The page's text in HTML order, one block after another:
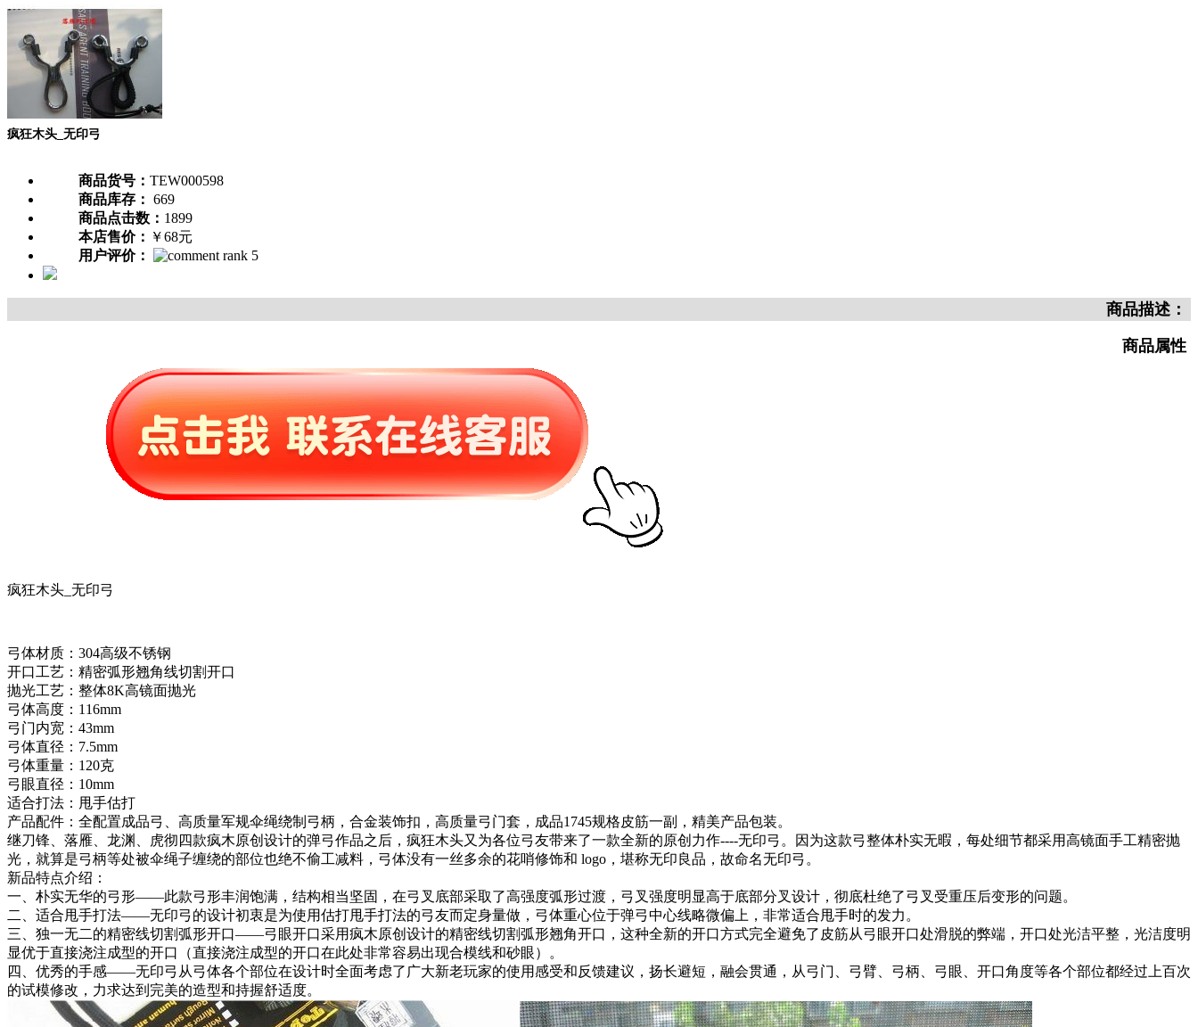
疯狂木头_无印弓
商品货号： TEW000598
商品库存： 669
商品点击数： 1899
本店售价： ￥68元
用户评价：
商品描述：
商品属性
疯狂木头_无印弓
弓体材质：304高级不锈钢
开口工艺：精密弧形翘角线切割开口
抛光工艺：整体8K高镜面抛光
弓体高度：116mm
弓门内宽：43mm
弓体直径：7.5mm
弓体重量：120克
弓眼直径：10mm
适合打法：甩手估打
产品配件：全配置成品弓、高质量军规伞绳绕制弓柄，合金装饰扣，高质量弓门套，成品1745规格皮筋一副，精美产品包装。
继刀锋、落雁、龙渊、虎彻四款疯木原创设计的弹弓作品之后，疯狂木头又为各位弓友带来了一款全新的原创力作----无印弓。因为这款弓整体朴实无暇，每处细节都采用高镜面手工精密抛
光，就算是弓柄等处被伞绳子缠绕的部位也绝不偷工减料，弓体没有一丝多余的花哨修饰和 logo，堪称无印良品，故命名无印弓。
新品特点介绍：
一、朴实无华的弓形——此款弓形丰润饱满，结构相当坚固，在弓叉底部采取了高强度弧形过渡，弓叉强度明显高于底部分叉设计，彻底杜绝了弓叉受重压后变形的问题。
二、适合甩手打法——无印弓的设计初衷是为使用估打甩手打法的弓友而定身量做，弓体重心位于弹弓中心线略微偏上，非常适合甩手时的发力。
三、独一无二的精密线切割弧形开口——弓眼开口采用疯木原创设计的精密线切割弧形翘角开口，这种全新的开口方式完全避免了皮筋从弓眼开口处滑脱的弊端，开口处光洁平整，光洁度明
显优于直接浇注成型的开口（直接浇注成型的开口在此处非常容易出现合模线和砂眼）。
四、优秀的手感——无印弓从弓体各个部位在设计时全面考虑了广大新老玩家的使用感受和反馈建议，扬长避短，融会贯通，从弓门、弓臂、弓柄、弓眼、开口角度等各个部位都经过上百次
的试模修改，力求达到完美的造型和持握舒适度。